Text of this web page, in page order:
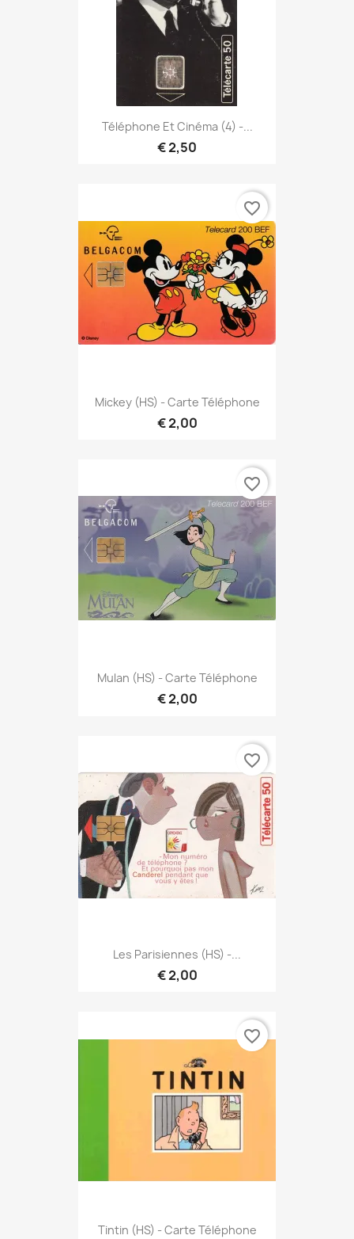
Téléphone Et Cinéma (4) -...
€ 2,50
Mickey (HS) - Carte Téléphone
€ 2,00
favorite_border
Mulan (HS) - Carte Téléphone
€ 2,00
favorite_border
Les Parisiennes (HS) -...
€ 2,00
favorite_border
Tintin (HS) - Carte Téléphone
favorite_border